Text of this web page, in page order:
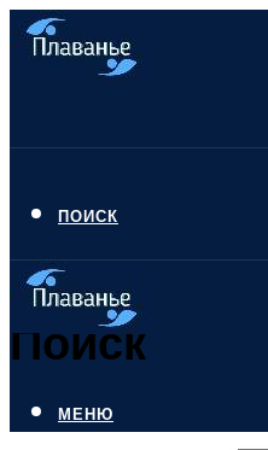
ПОИСК
Поиск
МЕНЮ